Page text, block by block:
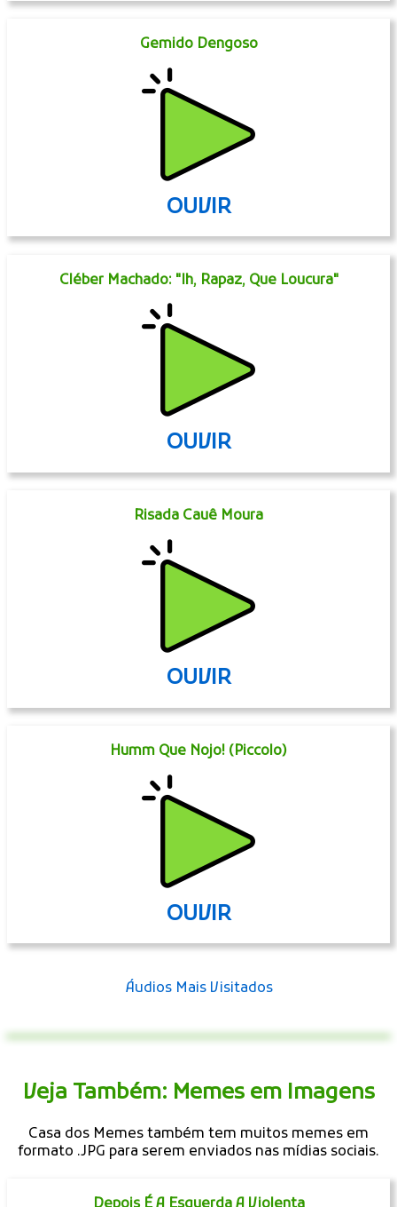
Gemido Dengoso
OUVIR
Cléber Machado: "Ih, Rapaz, Que Loucura"
OUVIR
Risada Cauê Moura
OUVIR
Humm Que Nojo! (Piccolo)
OUVIR
Áudios Mais Visitados
Veja Também: Memes em Imagens
Casa dos Memes também tem muitos memes em
formato .JPG para serem enviados nas mídias sociais.